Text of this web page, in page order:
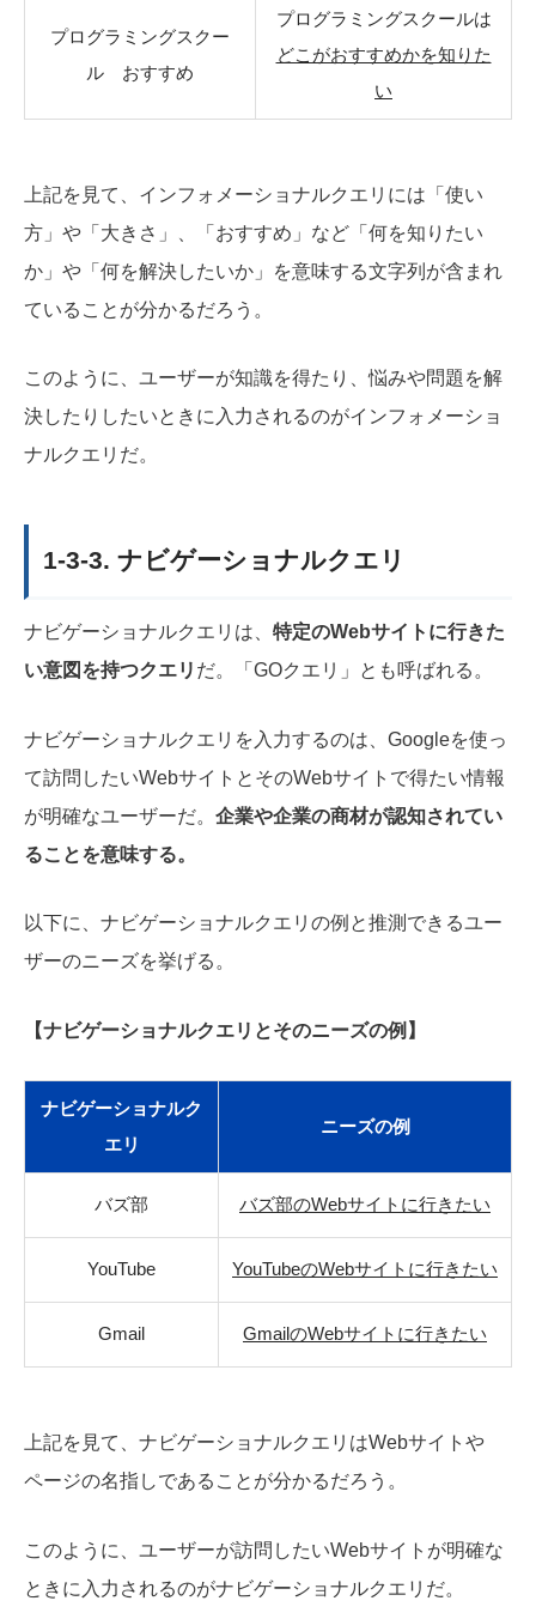
プログラミングスクー
ル おすすめ
プログラミングスクールは
どこがおすすめかを知りた
い
上記を見て、インフォメーショナルクエリには「使い
方」や「大きさ」、「おすすめ」など「何を知りたい
か」や「何を解決したいか」を意味する文字列が含まれ
ていることが分かるだろう。
このように、ユーザーが知識を得たり、悩みや問題を解
決したりしたいときに入力されるのがインフォメーショ
ナルクエリだ。
1-3-3. ナビゲーショナルクエリ
ナビゲーショナルクエリは、 特定のWebサイトに行きた
い意図を持つクエリ だ。「GOクエリ」とも呼ばれる。
ナビゲーショナルクエリを入力するのは、Googleを使っ
て訪問したいWebサイトとそのWebサイトで得たい情報
が明確なユーザーだ。 企業や企業の商材が認知されてい
ることを意味する。
以下に、ナビゲーショナルクエリの例と推測できるユー
ザーのニーズを挙げる。
【ナビゲーショナルクエリとそのニーズの例】
ナビゲーショナルク
エリ
ニーズの例
バズ部 バズ部のWebサイトに行きたい
YouTube YouTubeのWebサイトに行きたい
Gmail GmailのWebサイトに行きたい
上記を見て、ナビゲーショナルクエリはWebサイトや
ページの名指しであることが分かるだろう。
このように、ユーザーが訪問したいWebサイトが明確な
ときに入力されるのがナビゲーショナルクエリだ。